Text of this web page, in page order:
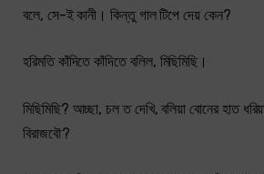
বলে, সে-ই কানী। কিন্তু গাল টিপে দেয় কেন?
হরিমতি কাঁদিতে কাঁদিতে বলিল, মিছিমিছি।
মিছিমিছি? আচ্ছা, চল ত দেখি, বলিয়া বোনের হাত
বিরাজবৌ?